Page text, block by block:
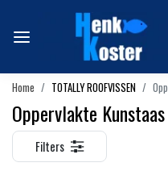
Home TOTALLY ROOFVISSEN
Oppervlakte Kunstaas
Filters